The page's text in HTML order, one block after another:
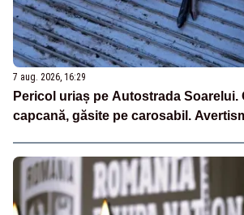
7 aug. 2026, 16:29
Pericol uriaș pe Autostrada Soarelui.
capcană, găsite pe carosabil.